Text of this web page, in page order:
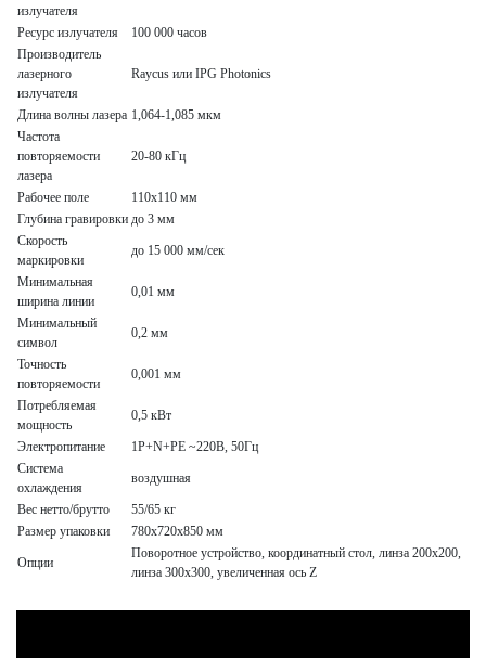
излучателя
Ресурс излучателя
100 000 часов
Производитель
лазерного
излучателя
Raycus или IPG Photonics
Длина волны лазера 1,064-1,085 мкм
Частота
повторяемости
лазера
20-80 кГц
Рабочее поле
110x110 мм
Глубина гравировки до 3 мм
Скорость
маркировки
до 15 000 мм/сек
Минимальная
ширина линии
0,01 мм
Минимальный
символ
0,2 мм
Точность
повторяемости
0,001 мм
Потребляемая
мощность
0,5 кВт
Электропитание
1P+N+PE ~220В, 50Гц
Система
охлаждения
воздушная
Вес нетто/брутто
55/65 кг
Размер упаковки
780х720х850 мм
Опции
Поворотное устройство, координатный стол, линза 200х200,
линза 300х300, увеличенная ось Z